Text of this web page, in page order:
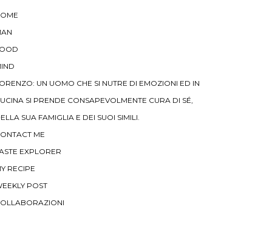
UN UOMO CHE SI NUTRE DI EMOZIONI ED IN
SI PRENDE CONSAPEVOLMENTE CURA DI SÉ,
SUA FAMIGLIA E DEI SUOI SIMILI.
ME
EXPLORER
RECIPE
POST